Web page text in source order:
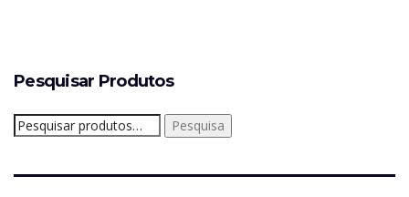
Pesquisar Produtos
Pesquisar
por:
Pesquisa